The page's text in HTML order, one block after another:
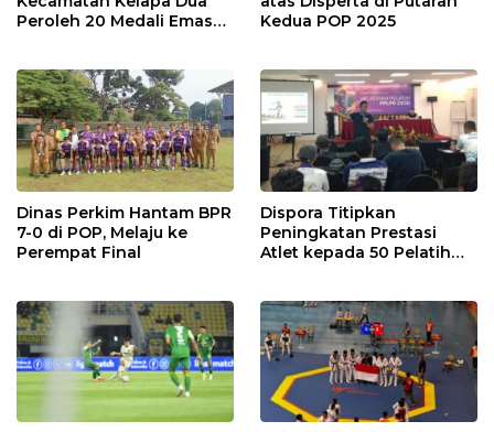
Peroleh 20 Medali Emas
Tangerang
Kedua POP 2025
Dinas Perkim Hantam BPR
7-0 di POP, Melaju ke
Perempat Final
Dispora Titipkan
Peningkatan Prestasi
Atlet kepada 50 Pelatih